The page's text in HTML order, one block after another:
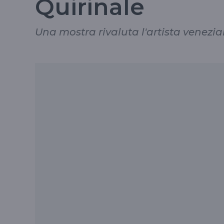
Quirinale
Una mostra rivaluta l'artista